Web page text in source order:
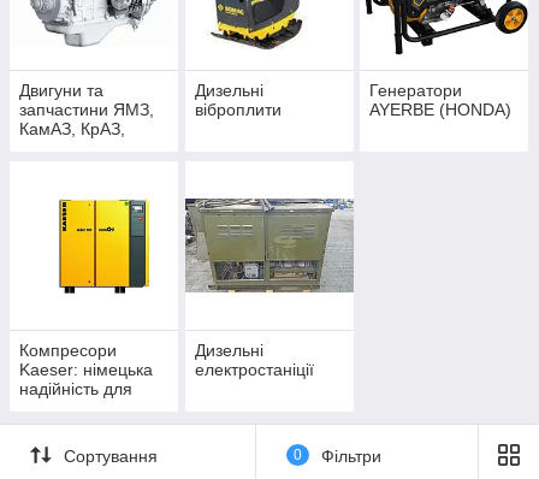
Двигуни та
запчастини ЯМЗ,
КамАЗ, КрАЗ,
Дизельні
віброплити
Генератори
AYERBE (HONDA)
Компресори
Kaeser: німецька
надійність для
виробництва
Дизельні
електростаніції
Сортування 0 Фільтри